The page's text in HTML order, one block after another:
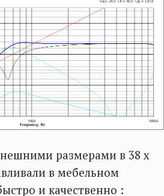
размерами в 38 х
в мебельном
и качественно :